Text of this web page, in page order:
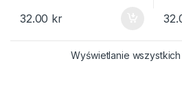
32.00 kr
Wyświetlanie